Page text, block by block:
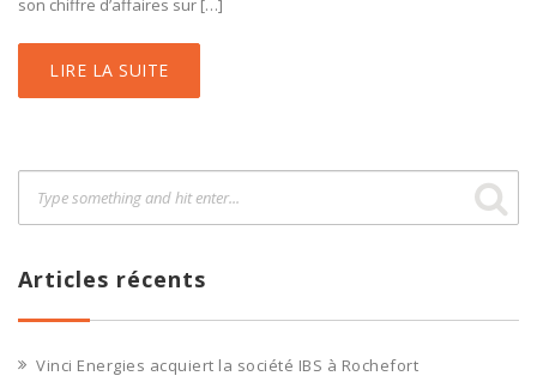
son chiffre d’affaires sur […]
LIRE LA SUITE
Articles récents
Vinci Energies acquiert la société IBS à Rochefort